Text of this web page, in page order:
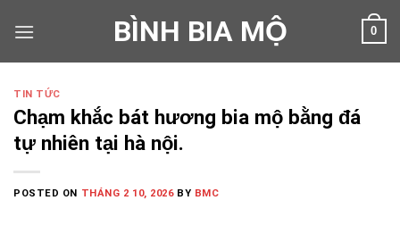
BÌNH BIA MỘ 0
TIN TỨC
Chạm khắc bát hương bia mộ bằng đá
tự nhiên tại hà nội.
POSTED ON THÁNG 2 10, 2026 BY BMC